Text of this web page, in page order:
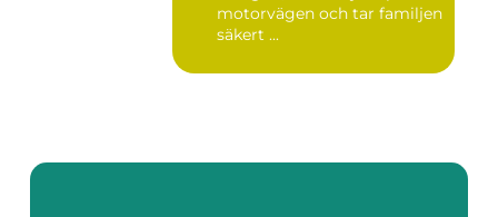
motorvägen och tar familjen
säkert ...